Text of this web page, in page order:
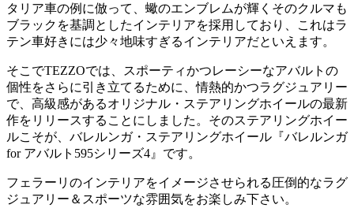
タリア車の例に倣って、蠍のエンブレムが輝くそのクルマも
ブラックを基調としたインテリアを採用しており、これはラ
テン車好きには少々地味すぎるインテリアだといえます。
そこでTEZZOでは、スポーティかつレーシーなアバルトの
個性をさらに引き立てるために、情熱的かつラグジュアリー
で、高級感があるオリジナル・ステアリングホイールの最新
作をリリースすることにしました。そのステアリングホイー
ルこそが、バレルンガ・ステアリングホイール『バレルンガ
for アバルト595シリーズ4』です。
フェラーリのインテリアをイメージさせられる圧倒的なラグ
ジュアリー＆スポーツな雰囲気をお楽しみ下さい。